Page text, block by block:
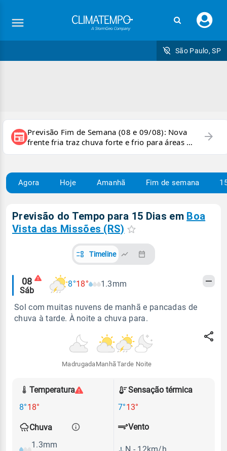
seu
São Paulo, SP
newspaper Previsão Fim de Semana (08 e 09/08): Nova
frente fria traz chuva forte e frio para áreas do
país
arrow_forward
Agora Hoje Amanhã Fim de semana
Previsão do Tempo para 15 Dias em Boa
Vista das Missões (RS)
Timeline
Alertas
meteorológicos
08
Sáb
8°18° 1.3mm
Sol com muitas nuvens de manhã e pancadas de
chuva à tarde. À noite a chuva para.
Madrugada Manhã Tarde Noite
Temperatura
8°18°
Sensação térmica
7°13°
Chuva
1.3mm
Vento